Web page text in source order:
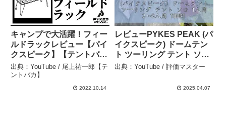
キャンプで大活躍！フィー
ルドラックレビュー【パイ
クスピーク】【テントバ
カ】 – 尾上祐一郎【テント
バカ】
出典：YouTube / 尾上祐一郎【テ
ントバカ】
2022.10.14
レビューPYKES PEAK (パ
イクスピーク) ドームテン
ト ツーリング テント ソロ
1人用 2～3人用 TOURING
ト キャンプ テント バイク
出典：YouTube / 評価マスター
2025.04.07